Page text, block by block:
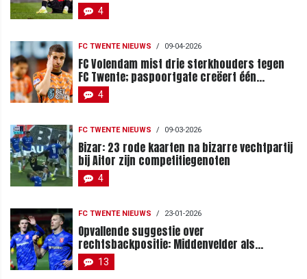
4
FC TWENTE NIEUWS / 09-04-2026
FC Volendam mist drie sterkhouders tegen
FC Twente; paspoortgate creëert één
twijfelgeval
4
FC TWENTE NIEUWS / 09-03-2026
Bizar: 23 rode kaarten na bizarre vechtpartij
bij Aitor zijn competitiegenoten
4
FC TWENTE NIEUWS / 23-01-2026
Opvallende suggestie over
rechtsbackpositie: Middenvelder als
vervanger Van Rooij?
13